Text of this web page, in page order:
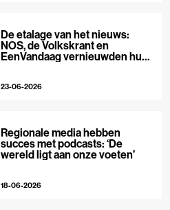
De etalage van het nieuws:
NOS, de Volkskrant en
EenVandaag vernieuwden hun
23-06-2026
Regionale media hebben
succes met podcasts: ‘De
wereld ligt aan onze voeten’
18-06-2026